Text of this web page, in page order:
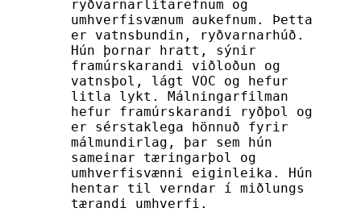
ryðvarnarlitarefnum og
umhverfisvænum aukefnum. Þetta
er vatnsbundin, ryðvarnarhúð.
Hún þornar hratt, sýnir
framúrskarandi viðloðun og
vatnsþol, lágt VOC og hefur
litla lykt. Málningarfilman
hefur framúrskarandi ryðþol og
er sérstaklega hönnuð fyrir
málmundirlag, þar sem hún
sameinar tæringarþol og
umhverfisvænni eiginleika. Hún
hentar til verndar í miðlungs
tærandi umhverfi.